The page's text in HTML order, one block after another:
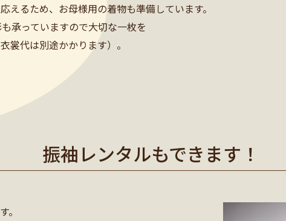
るため、お母様用の着物も準備しています。
承っていますので大切な一枚を
裳代は別途かかります）。
振袖レンタルもできます！
。